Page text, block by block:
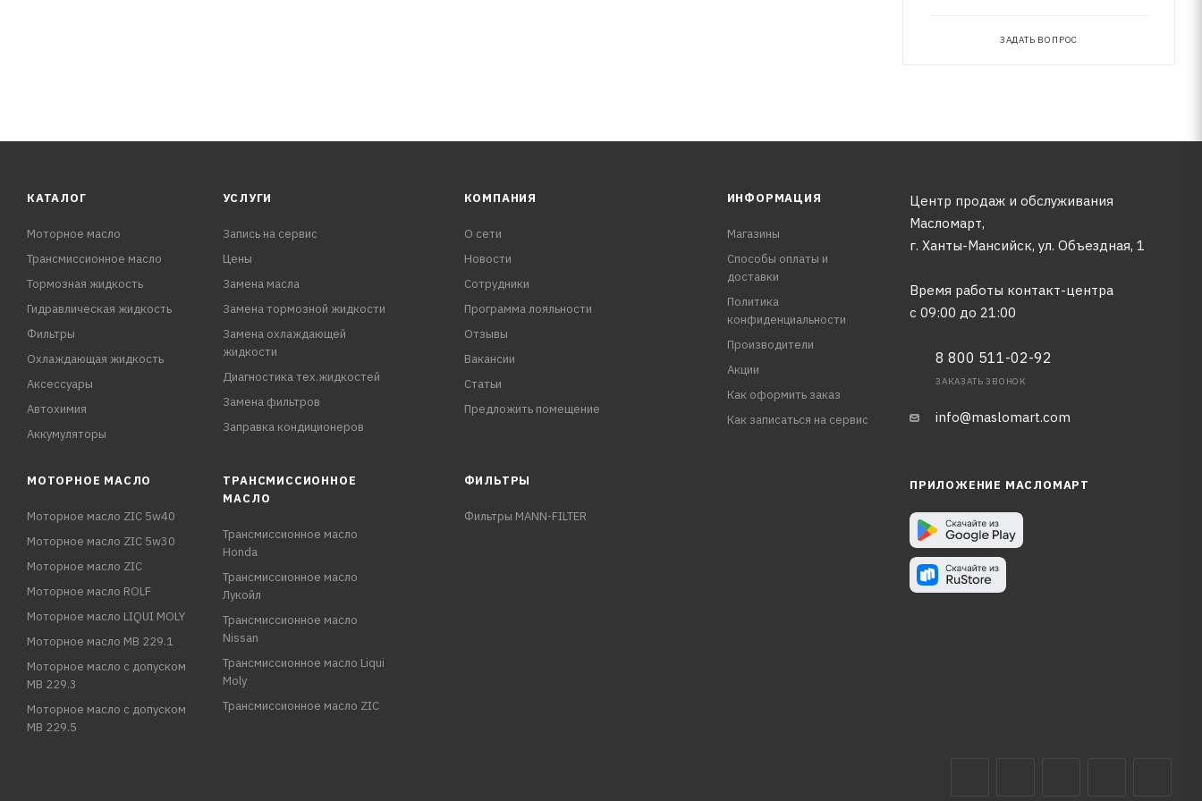
ЗАДАТЬ ВОПРОС
КАТАЛОГ
Моторное масло
Трансмиссионное масло
Тормозная жидкость
Гидравлическая жидкость
Фильтры
Охлаждающая жидкость
Аксессуары
Автохимия
Аккумуляторы
УСЛУГИ
Запись на сервис
Цены
Замена масла
Замена тормозной жидкости
Замена охлаждающей
жидкости
Диагностика тех.жидкостей
Замена фильтров
Заправка кондиционеров
КОМПАНИЯ
О сети
Новости
Сотрудники
Программа лояльности
Отзывы
Вакансии
Статьи
Предложить помещение
ИНФОРМАЦИЯ
Магазины
Способы оплаты и
доставки
Политика
конфиденциальности
Производители
Акции
Как оформить заказ
Как записаться на сервис
Центр продаж и обслуживания
Масломарт,
г. Ханты-Мансийск, ул. Объездная, 1
Время работы контакт-центра
с 09:00 до 21:00
8 800 511-02-92
ЗАКАЗАТЬ ЗВОНОК
info@maslomart.com
МОТОРНОЕ МАСЛО
Моторное масло ZIC 5w40
Моторное масло ZIC 5w30
Моторное масло ZIC
Моторное масло ROLF
Моторное масло LIQUI MOLY
Моторное масло MB 229.1
Моторное масло с допуском
MB 229.3
Моторное масло с допуском
MB 229.5
ТРАНСМИССИОННОЕ
МАСЛО
Трансмиссионное масло
Honda
Трансмиссионное масло
Лукойл
Трансмиссионное масло
Nissan
Трансмиссионное масло Liqui
Moly
Трансмиссионное масло ZIC
ФИЛЬТРЫ
Фильтры MANN-FILTER
ПРИЛОЖЕНИЕ МАСЛОМАРТ